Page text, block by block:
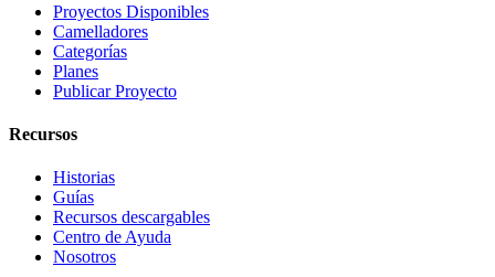
Proyectos Disponibles
Camelladores
Categorías
Planes
Publicar Proyecto
Recursos
Historias
Guías
Recursos descargables
Centro de Ayuda
Nosotros